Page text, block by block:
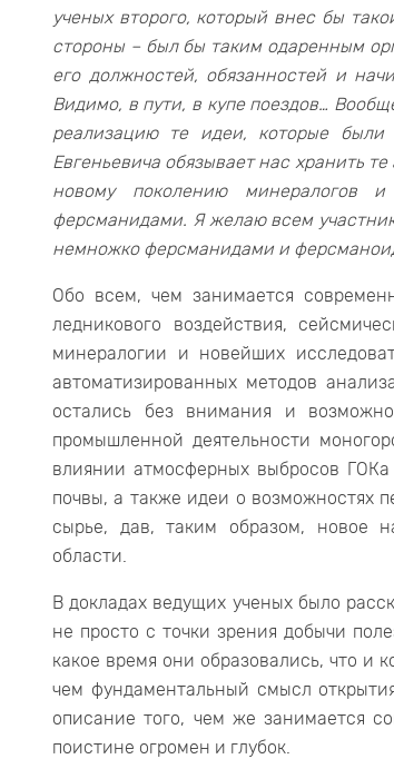
ученых второго, который внес бы
стороны – был бы таким одаренным
его должностей, обязанностей и
Видимо, в пути, в купе поездов…
реализацию те идеи, которые были
Евгеньевича обязывает нас хранить
новому поколению минералогов
ферсманидами. Я желаю всем
немножко ферсманидами и
Обо всем, чем занимается
ледникового воздействия,
минералогии и новейших
автоматизированных методов
остались без внимания и
промышленной деятельности
влиянии атмосферных выбросов
почвы, а также идеи о возможностях
сырье, дав, таким образом, новое
области.
В докладах ведущих ученых было
не просто с точки зрения добычи
какое время они образовались, что и
чем фундаментальный смысл
описание того, чем же занимается
поистине огромен и глубок.